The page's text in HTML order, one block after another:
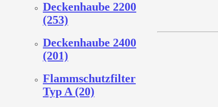
Deckenhaube 2200
(253)
Deckenhaube 2400
(201)
Flammschutzfilter
Typ A (20)